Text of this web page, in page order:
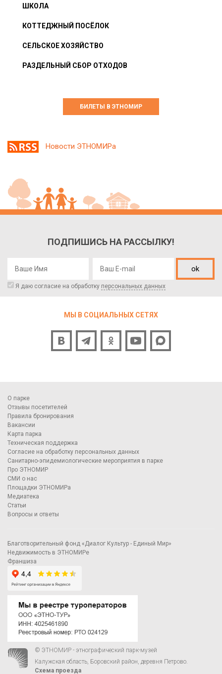
ШКОЛА
КОТТЕДЖНЫЙ ПОСЁЛОК
СЕЛЬСКОЕ ХОЗЯЙСТВО
РАЗДЕЛЬНЫЙ СБОР ОТХОДОВ
БИЛЕТЫ В ЭТНОМИР
Новости ЭТНОМИРа
ПОДПИШИСЬ НА РАССЫЛКУ!
ok
Я даю согласие на обработку персональных данных
МЫ В СОЦИАЛЬНЫХ СЕТЯХ
О парке
Отзывы посетителей
Правила бронирования
Вакансии
Карта парка
Техническая поддержка
Согласие на обработку персональных данных
Санитарно-эпидемиологические мероприятия в парке
Про ЭТНОМИР
СМИ о нас
Площадки ЭТНОМИРа
Медиатека
Статьи
Вопросы и ответы
Благотворительный фонд «Диалог Культур - Единый Мир»
Недвижимость в ЭТНОМИРе
Франшиза
© ЭТНОМИР - этнографический парк-музей
Калужская область, Боровский район, деревня Петрово.
Схема проезда